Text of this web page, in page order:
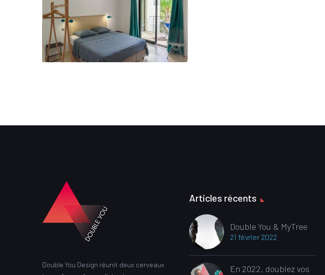
Double You Design réunit deux cerveaux
Articles récents
Double You & MyTree
21 février 2022
En 2022, doublez vos